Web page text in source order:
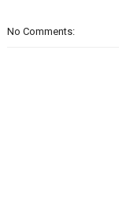
No Comments: